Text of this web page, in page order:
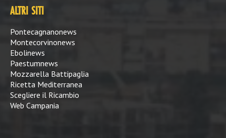
ALTRI SITI
Pontecagnanonews
Montecorvinonews
Ebolinews
Paestumnews
Mozzarella Battipaglia
Ricetta Mediterranea
Scegliere il Ricambio
Web Campania